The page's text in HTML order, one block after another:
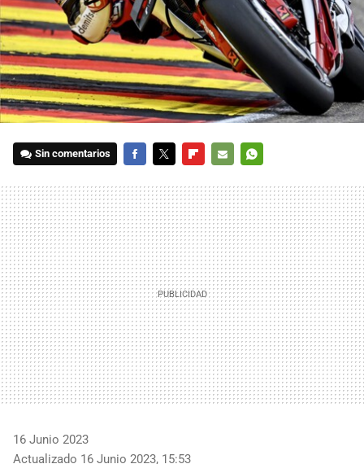
Sin comentarios
MAIL
16 Junio 2023
Actualizado 16 Junio 2023, 15:53